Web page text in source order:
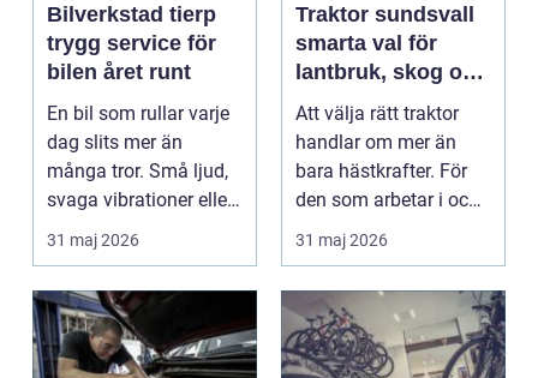
Bilverkstad tierp
trygg service för
bilen året runt
En bil som rullar varje
dag slits mer än
många tror. Små ljud,
svaga vibrationer eller
en varningsla...
31 maj 2026
Traktor sundsvall
smarta val för
lantbruk, skog och
gårdsarbete
Att välja rätt traktor
handlar om mer än
bara hästkrafter. För
den som arbetar i och
runt Sundsvall ...
31 maj 2026